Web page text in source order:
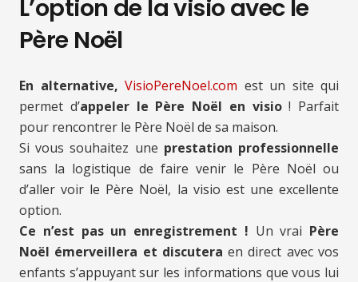
L’option de la visio avec le
Père Noël
En alternative, VisioPereNoel.com est un site qui
permet d’appeler le Père Noël en visio! Parfait
pour rencontrer le Père Noël de sa maison.
Si vous souhaitez une prestation professionnelle
sans la logistique de faire venir le Père Noël ou
d’aller voir le Père Noël, la visio est une excellente
option.
Ce n’est pas un enregistrement ! Un vrai Père
Noël émerveillera et discutera en direct avec vos
enfants s’appuyant sur les informations que vous lui